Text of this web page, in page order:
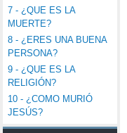
7 - ¿QUE ES LA
MUERTE?
8 - ¿ERES UNA BUENA
PERSONA?
9 - ¿QUE ES LA
RELIGIÓN?
10 - ¿COMO MURIÓ
JESÚS?